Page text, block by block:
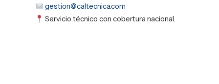
gestion@caltecnica.com
Servicio técnico con cobertura nacional.